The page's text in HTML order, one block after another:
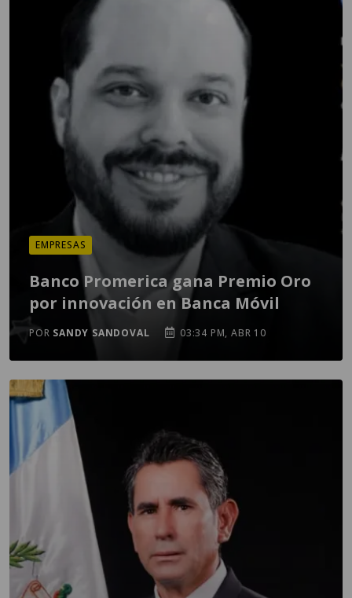
EMPRESAS
Banco Promerica gana Premio Oro
por innovación en Banca Móvil
POR SANDY SANDOVAL 03:34 PM, ABR 10